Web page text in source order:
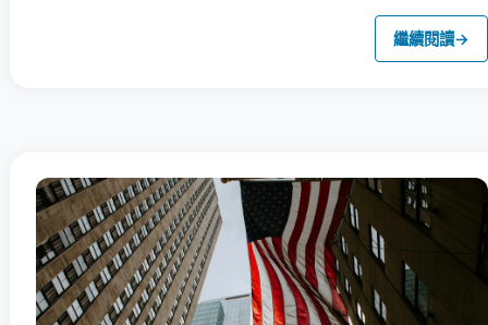
繼續閱讀→